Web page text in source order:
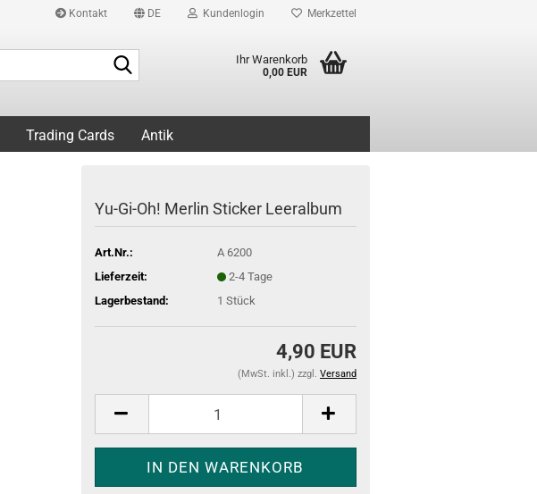
Kontakt DE Kundenlogin Merkzettel
Ihr Warenkorb
0,00 EUR
Trading Cards Antik
Yu-Gi-Oh! Merlin Sticker Leeralbum
Art.Nr.:
A 6200
Lieferzeit:
2-4 Tage
Lagerbestand:
1 Stück
4,90 EUR
(MwSt. inkl.) zzgl. Versand